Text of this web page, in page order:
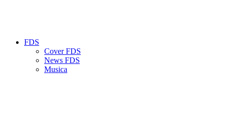
FDS
Cover FDS
News FDS
Musica